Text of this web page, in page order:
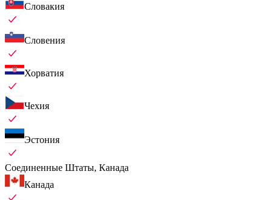
Словакия
Словения
Хорватия
Чехия
Эстония
Соединенные Штаты, Канада
Канада